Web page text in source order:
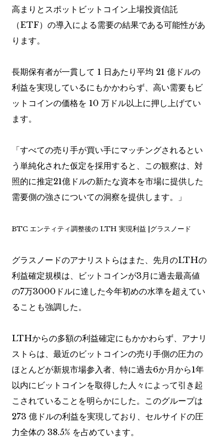
高まりとスポットビットコイン上場投資信託
（ETF）の導入による需要の結果である可能性があ
ります。
長期保有者が一貫して 1 日あたり平均 21 億ドルの
利益を実現しているにもかかわらず、高い需要もビ
ットコインの価格を 10 万ドル以上に押し上げてい
ます。
「すべての売り手が買い手にマッチングされるとい
う単純化された仮定を採用すると、この観察は、対
照的に推定21億ドルの新たな資本を市場に提供した
需要側の強さについての洞察を提供します。」
BTC エンティティ調整後の LTH 実現利益 |グラスノード
グラスノードのアナリストらはまた、先月のLTHの
利益確定規模は、ビットコインが3月に過去最高値
の7万3000ドルに達した今年初めの水準を超えてい
ることも強調した。
LTHからの多額の利益確定にもかかわらず、アナリ
ストらは、最近のビットコインの売り手側の圧力の
ほとんどが新規市場参入者、特に過去6か月から1年
以内にビットコインを取得した人々によって引き起
こされていることを明らかにした。このグループは
273 億ドルの利益を実現しており、セルサイドの圧
力全体の 38.5% を占めています。